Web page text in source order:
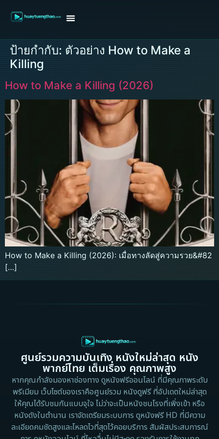
ป้ายกำกับ: ตัวอย่าง How to Make a
Killing
How to Make a Killing (2026)
How to Make a Killing (2026): เมื่อทางลัดสู่ความรวย&#82
[…]
ศูนย์รวมความบันเทิง หนังใหม่ล่าสุด หนัง
พากย์ไทย เต็มเรื่อง คุณภาพสูง
หากคุณกำลังมองหาช่องทาง ดูหนังฟรีออนไลน์ ที่มีคุณภาพระดับ
พรีเมียม เว็บไซต์ของเราคือศูนย์รวม หนังดูฟรี ที่อัปเดตใหม่ล่าสุด
ให้คุณได้รับชมกันแบบจุใจ ไม่ว่าจะเป็นหนังชนโรงที่เพิ่งเข้า หรือ
หนังดังในตำนาน เราจัดเตรียมระบบการ ดูหนังฟรี HD ที่มีความ
ละเอียดคมชัดสูงและโหลดไวที่สุดไว้คอยบริการ สัมผัสประสบการณ์